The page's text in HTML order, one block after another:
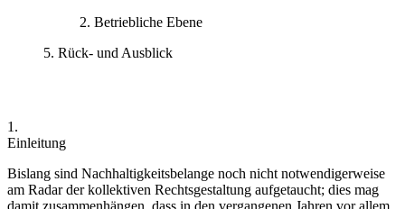
Betriebliche Ebene
Rück- und Ausblick
1.
Einleitung
Bislang sind Nachhaltigkeitsbelange noch nicht notwendigerweise
am Radar der kollektiven Rechtsgestaltung aufgetaucht; dies mag
damit zusammenhängen, dass in den vergangenen Jahren vor allem